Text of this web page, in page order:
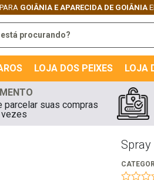
PARA GOIÂNIA E APARECIDA DE GOIÂNIA
LOJA DOS PEIXES LOJA
parcelar suas compras